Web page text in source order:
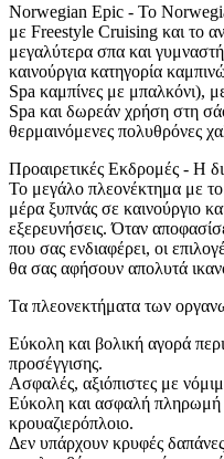
Norwegian Epic - Το
με Freestyle Cruising και το
μεγαλύτερα σπα και
καινούργια κατηγορία
Spa καμπίνες με μπαλκόνι),
Spa και δωρεάν χρήση στη
θερμαινόμενες πολυθρόνες
Προαιρετικές Εκδρομές - Η
Το μεγάλο πλεονέκτημα με
μέρα ξυπνάς σε καινούργιο
εξερευνήσεις. Όταν
που σας ενδιαφέρει, οι
θα σας αφήσουν απολυτά
Τα πλεονεκτήματα των
Εύκολη και βολική αγορά
προσέγγισης.
Ασφαλές, αξιόπιστες με
Εύκολη και ασφαλή
κρουαζιερόπλοιο.
Δεν υπάρχουν κρυφές